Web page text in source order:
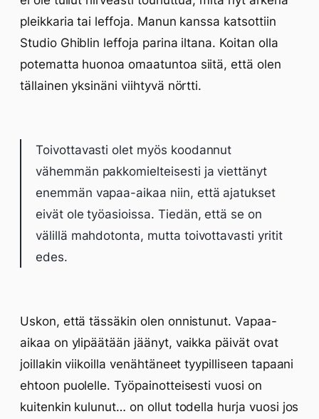
pleikkaria tai leffoja. Manun kanssa katsottiin
Studio Ghiblin leffoja parina iltana. Koitan olla
potematta huonoa omaatuntoa siitä, että olen
tällainen yksinäni viihtyvä nörtti.
Toivottavasti olet myös koodannut
vähemmän pakkomielteisesti ja viettänyt
enemmän vapaa-aikaa niin, että ajatukset
eivät ole työasioissa. Tiedän, että se on
välillä mahdotonta, mutta toivottavasti yritit
edes.
Uskon, että tässäkin olen onnistunut. Vapaa-
aikaa on ylipäätään jäänyt, vaikka päivät ovat
joillakin viikoilla venähtäneet tyypilliseen tapaani
ehtoon puolelle. Työpainotteisesti vuosi on
kuitenkin kulunut… on ollut todella hurja vuosi jos